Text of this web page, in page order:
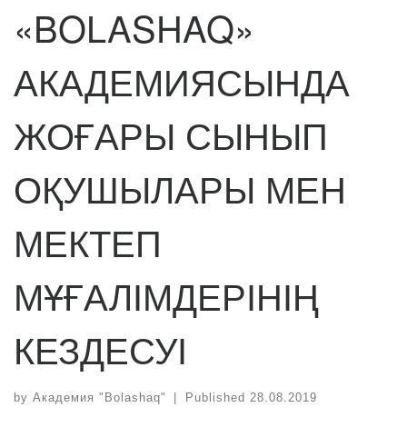
«BOLASHAQ»
АКАДЕМИЯСЫНДА
ЖОҒАРЫ СЫНЫП
ОҚУШЫЛАРЫ МЕН
МЕКТЕП
МҰҒАЛІМДЕРІНІҢ
КЕЗДЕСУІ
by Академия "Bolashaq" | Published 28.08.2019